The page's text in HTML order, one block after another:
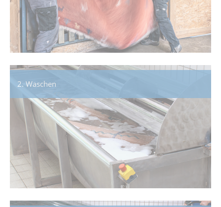
2. Waschen